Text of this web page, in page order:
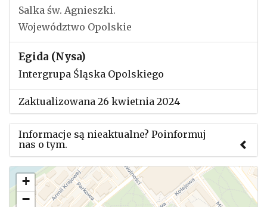
Salka św. Agnieszki.
Województwo Opolskie
Egida (Nysa)
Intergrupa Śląska Opolskiego
Zaktualizowana 26 kwietnia 2024
Informacje są nieaktualne? Poinformuj
nas o tym.
Użyj tego formularza aby przesłać informację o
zmianach w powyższym mityngu.
+
−